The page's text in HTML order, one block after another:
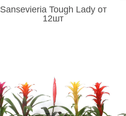
Sansevieria Tough Lady от
12шт